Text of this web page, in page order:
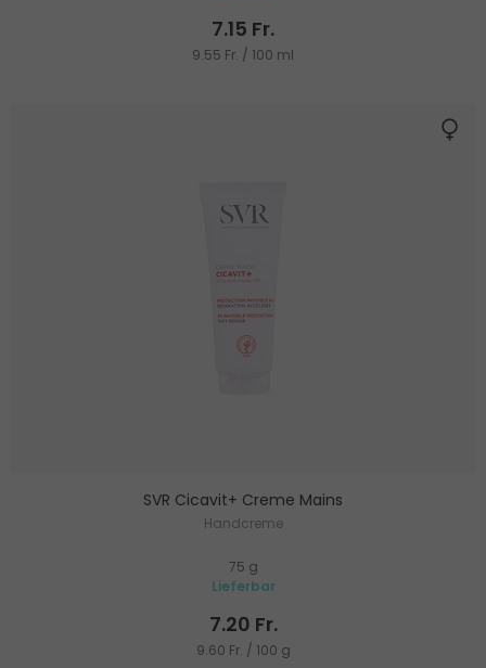
7.15 Fr.
9.55 Fr. / 100 ml
SVR Cicavit+ Creme Mains
Handcreme
75 g
Lieferbar
7.20 Fr.
9.60 Fr. / 100 g